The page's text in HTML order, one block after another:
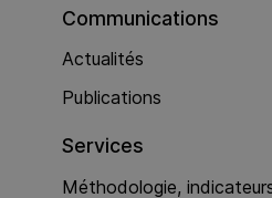
Communications
Actualités
Publications
Services
Méthodologie,